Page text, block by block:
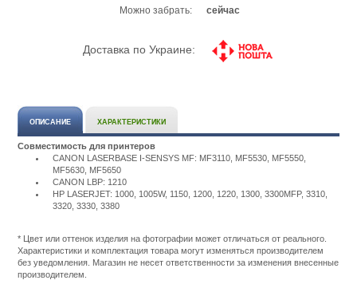
Можно забрать: сейчас
Доставка по Украине:
ОПИСАНИЕ ХАРАКТЕРИСТИКИ
Совместимость для принтеров
CANON LASERBASE I-SENSYS MF: MF3110, MF5530, MF5550,
MF5630, MF5650
CANON LBP: 1210
HP LASERJET: 1000, 1005W, 1150, 1200, 1220, 1300, 3300MFP, 3310,
3320, 3330, 3380
zapchasti-
k-
printeram-
* Цвет или оттенок изделия на фотографии может отличаться от реального.
Характеристики и комплектация товара могут изменяться производителем
без уведомления. Магазин не несет ответственности за изменения внесенные
производителем.